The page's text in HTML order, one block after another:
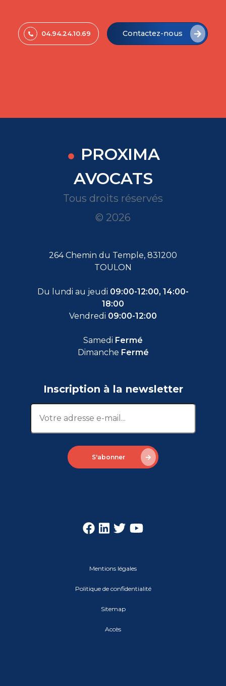
04.94.24.10.69 Contactez-nous
PROXIMA
AVOCATS
Tous droits réservés
© 2026
264 Chemin du Temple, 831200
TOULON
Du lundi au jeudi 09:00-12:00, 14:00-
18:00
Vendredi 09:00-12:00
Samedi Fermé
Dimanche Fermé
Inscription à la newsletter
S'abonner
Mentions légales
Politique de confidentialité
Sitemap
Accès